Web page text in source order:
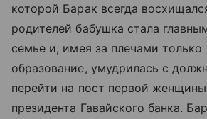
которой Барак всегда
родителей бабушка стала
семье и, имея за плечами
образование, умудрилась с
перейти на пост первой
президента Гавайского банка.